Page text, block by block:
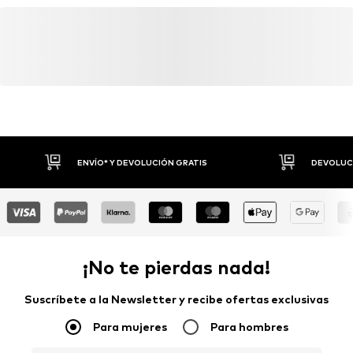
ENVÍO* Y DEVOLUCIÓN GRATIS
¡No te pierdas nada!
Suscríbete a la Newsletter y recibe ofertas exclusivas
Para mujeres Para hombres